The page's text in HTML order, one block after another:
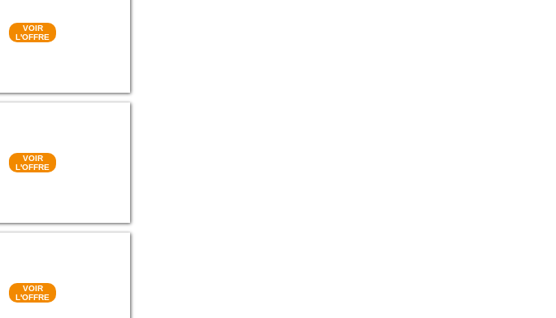
VOIR
L'OFFRE
VOIR
L'OFFRE
VOIR
L'OFFRE